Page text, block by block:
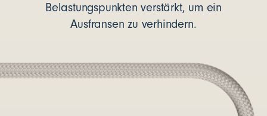
Belastungspunkten verstärkt, um ein
Ausfransen zu verhindern.